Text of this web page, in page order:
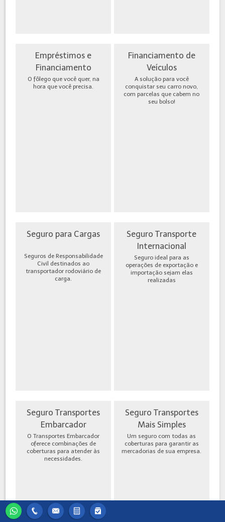
Empréstimos e
Financiamento
O fôlego que você quer, na
hora que você precisa.
Financiamento de
Veículos
A solução para você
conquistar seu carro novo,
com parcelas que cabem no
seu bolso!
Seguro para Cargas
Seguros de Responsabilidade
Civil destinados ao
transportador rodoviário de
carga.
Seguro Transporte
Internacional
Seguro ideal para as
operações de exportação e
importação sejam elas
realizadas
Seguro Transportes
Embarcador
O Transportes Embarcador
oferece combinações de
coberturas para atender às
necessidades.
Seguro Transportes
Mais Simples
Um seguro com todas as
coberturas para garantir as
mercadorias de sua empresa.